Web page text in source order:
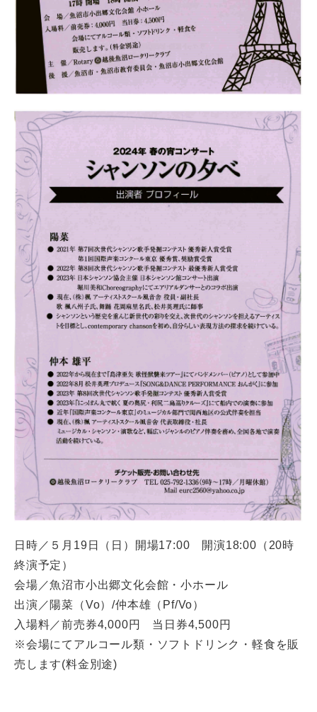
日時／５月19日（日）開場17:00 開演18:00（20時
終演予定）
会場／魚沼市小出郷文化会館・小ホール
出演／陽菜（Vo）/仲本雄（Pf/Vo）
入場料／前売券4,000円 当日券4,500円
※会場にてアルコール類・ソフトドリンク・軽食を販
売します(料金別途)